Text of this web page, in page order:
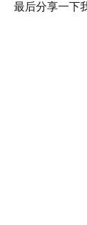
最后分享一下